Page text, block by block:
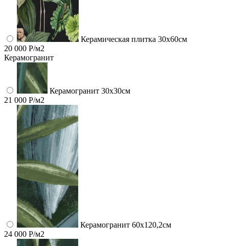
Керамическая плитка 30x60см
20 000 Р/м2
Керамогранит
Керамогранит 30х30см
21 000 Р/м2
Керамогранит 60x120,2см
24 000 Р/м2